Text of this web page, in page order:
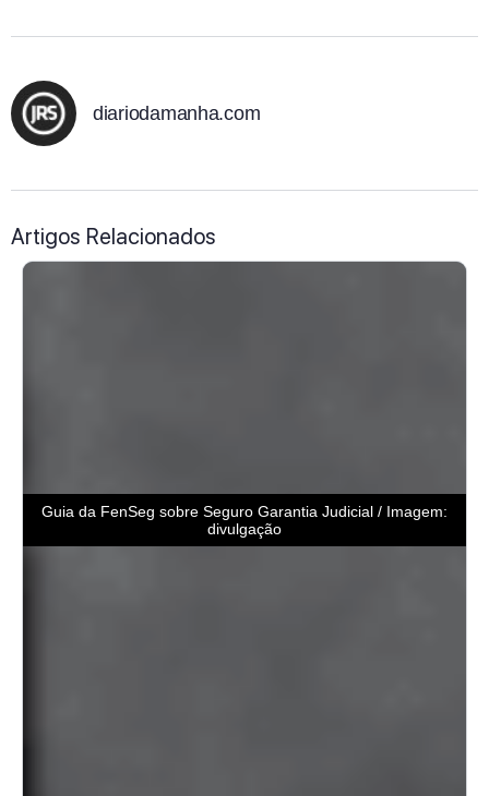
diariodamanha.com
Artigos Relacionados
Guia da FenSeg sobre Seguro Garantia Judicial / Imagem:
divulgação